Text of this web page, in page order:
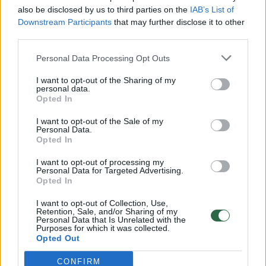
also be disclosed by us to third parties on the IAB’s List of
Downstream Participants that may further disclose it to other
Personal Data Processing Opt Outs
I want to opt-out of the Sharing of my
personal data.
Opted In
I want to opt-out of the Sale of my
Personal Data.
Opted In
I want to opt-out of processing my
Personal Data for Targeted Advertising.
Opted In
I want to opt-out of Collection, Use,
Retention, Sale, and/or Sharing of my
Personal Data that Is Unrelated with the
Purposes for which it was collected.
Opted Out
CONFIRM
Žinios | Lietuvos diena
00:00:57
Savaitės vidurys nusimato karštas: temperatūra kils iki
32 laipsnių šilumos
Žinios | Orai
00:15:54
V. Zalužno pasisakymą laiko bandymu įsitvirtinti
Laidos | Nauja diena
Sinoptikai atsakė, kokiais orais užbaigsime darbo
savaitę: karščiai atsitrauks
Žinios